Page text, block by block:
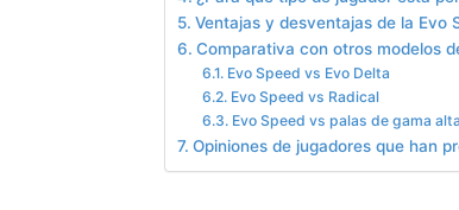
Ventajas y desventajas de la Evo
Comparativa con otros modelos
Evo Speed vs Evo Delta
Evo Speed vs Radical
Evo Speed vs palas de gama alta
Opiniones de jugadores que han